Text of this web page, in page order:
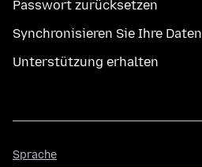
Passwort zurücksetzen
Synchronisieren Sie Ihre Daten
Unterstützung erhalten
Sprache